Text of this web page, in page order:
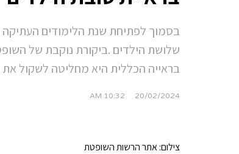
בסמוך לפתיחת שנת הלימודים
שלושת הילדים .ביקורת נוקבת של
בראייה הכללית היא מחליטה לשקול
20/02/2024
10:32 AM
צילום: אתר הרשות השופטת